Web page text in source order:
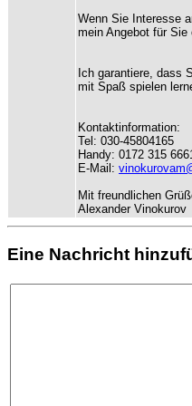
Wenn Sie Interesse
mein Angebot für
Ich garantiere, dass
mit Spaß spielen
Kontaktinformation:
Tel: 030-45804165
Handy: 0172 315
E-Mail:
Mit freundlichen
Alexander Vinokurov
Eine Nachricht